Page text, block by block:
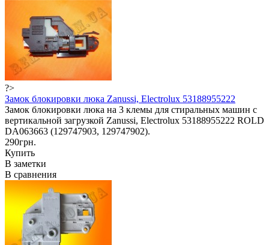
?>
Замок блокировки люка Zanussi, Electrolux 53188955222
Замок блокировки люка на 3 клемы для стиральных машин с
вертикальной загрузкой Zanussi, Electrolux 53188955222 ROLD
DA063663 (129747903, 129747902).
290грн.
Купить
В заметки
В сравнения